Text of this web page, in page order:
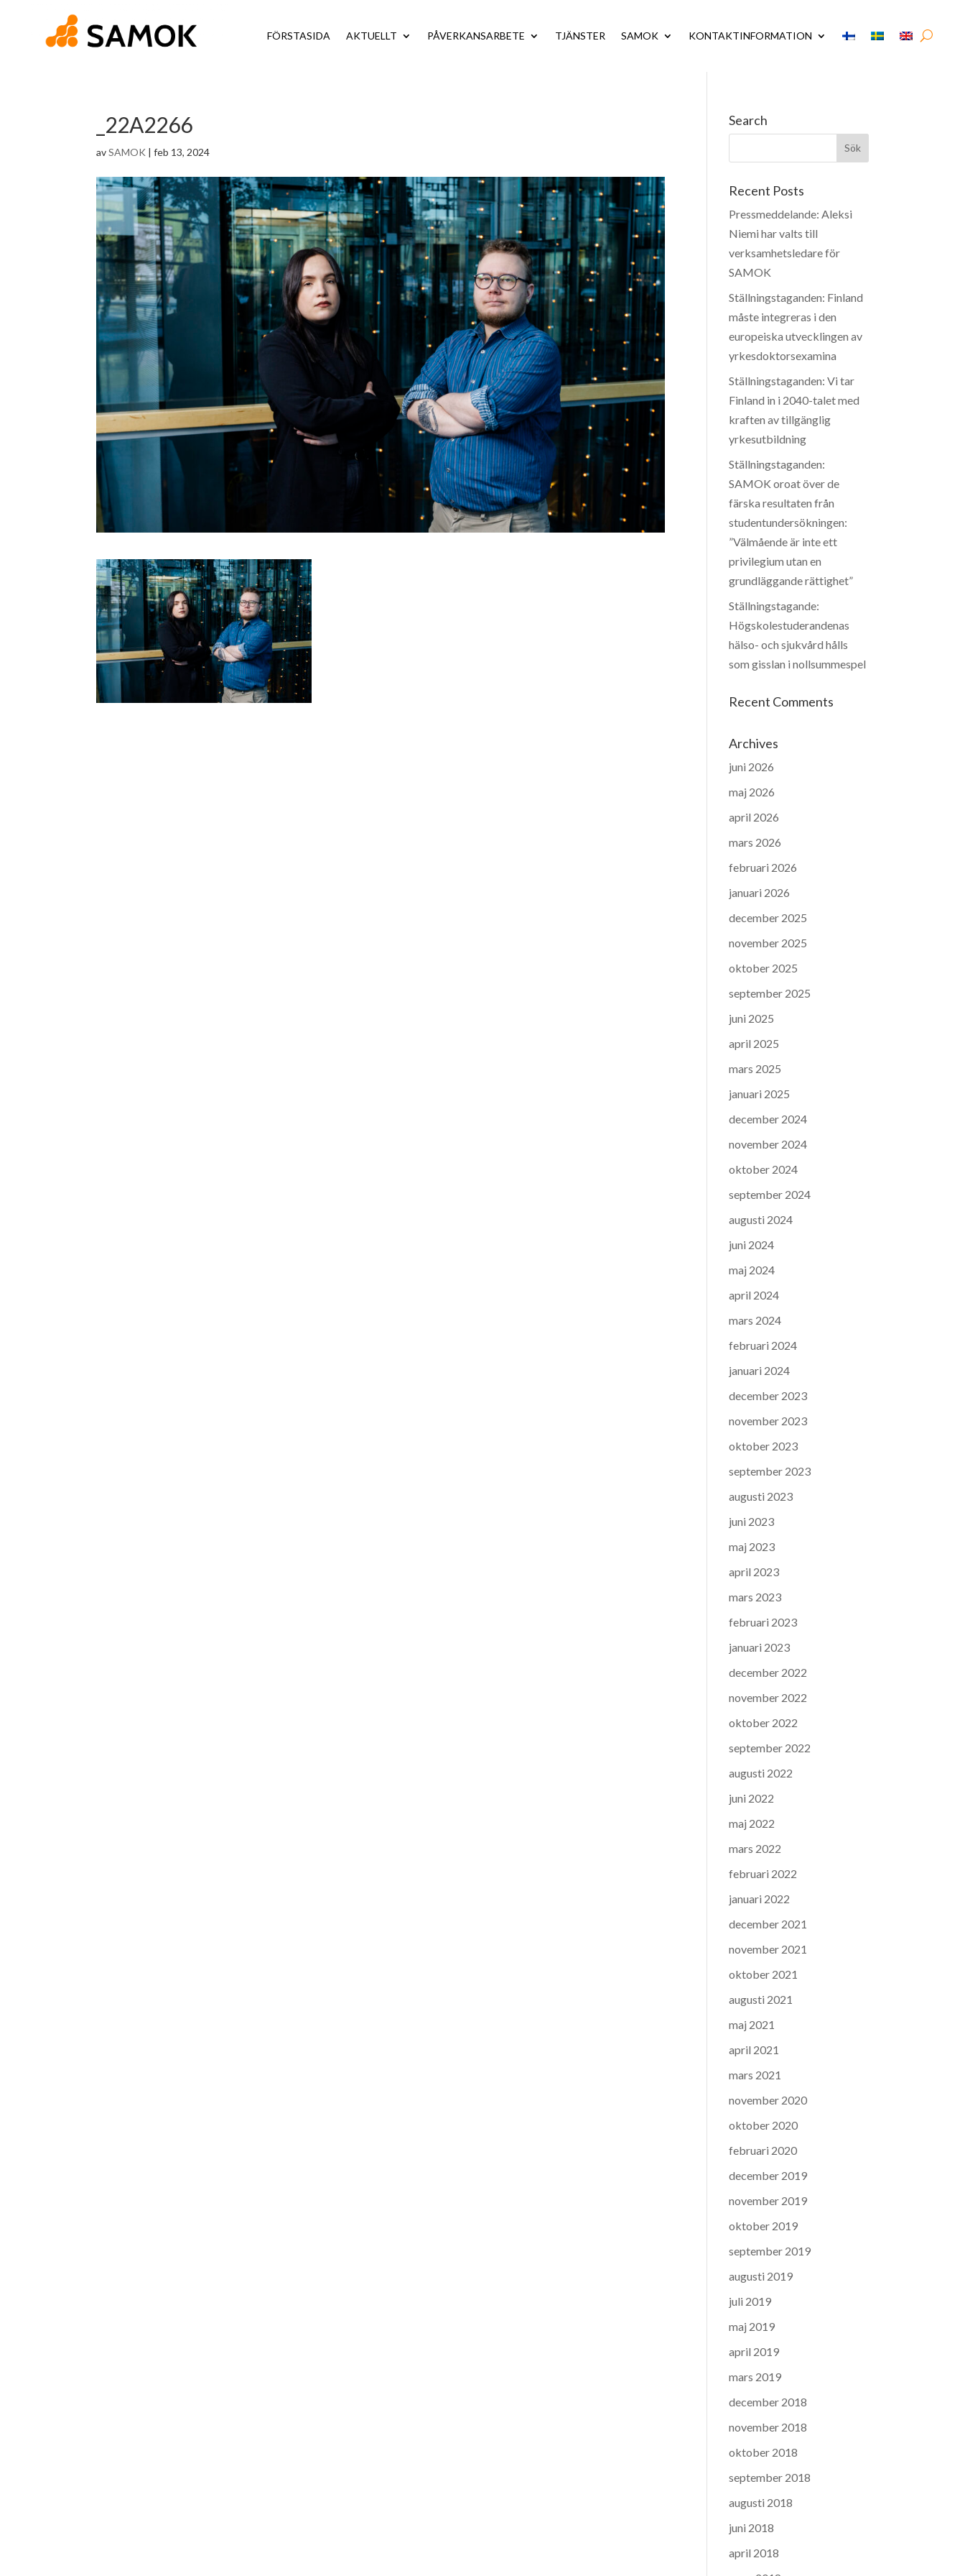
FÖRSTASIDA AKTUELLT PÅVERKANSARBETE TJÄNSTER SAMOK KONTAKTINFORMATION
_22A2266
avSAMOK |feb 13, 2024
Search
Recent Posts
Pressmeddelande: Aleksi
Niemi har valts till
verksamhetsledare för
SAMOK
Ställningstaganden: Finland
måste integreras i den
europeiska utvecklingen av
yrkesdoktorsexamina
Ställningstaganden: Vi tar
Finland in i 2040-talet med
kraften av tillgänglig
yrkesutbildning
Ställningstaganden:
SAMOK oroat över de
färska resultaten från
studentundersökningen:
”Välmående är inte ett
privilegium utan en
grundläggande rättighet”
Ställningstagande:
Högskolestuderandenas
hälso- och sjukvård hålls
som gisslan i nollsummespel
Recent Comments
Archives
juni 2026
maj 2026
april 2026
mars 2026
februari 2026
januari 2026
december 2025
november 2025
oktober 2025
september 2025
juni 2025
april 2025
mars 2025
januari 2025
december 2024
november 2024
oktober 2024
september 2024
augusti 2024
juni 2024
maj 2024
april 2024
mars 2024
februari 2024
januari 2024
december 2023
november 2023
oktober 2023
september 2023
augusti 2023
juni 2023
maj 2023
april 2023
mars 2023
februari 2023
januari 2023
december 2022
november 2022
oktober 2022
september 2022
augusti 2022
juni 2022
maj 2022
mars 2022
februari 2022
januari 2022
december 2021
november 2021
oktober 2021
augusti 2021
maj 2021
april 2021
mars 2021
november 2020
oktober 2020
februari 2020
december 2019
november 2019
oktober 2019
september 2019
augusti 2019
juli 2019
maj 2019
april 2019
mars 2019
december 2018
november 2018
oktober 2018
september 2018
augusti 2018
juni 2018
april 2018